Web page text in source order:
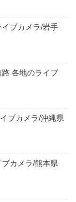
ブカメラ/岩手
各地のライブ
ブカメラ/沖縄県
カメラ/熊本県